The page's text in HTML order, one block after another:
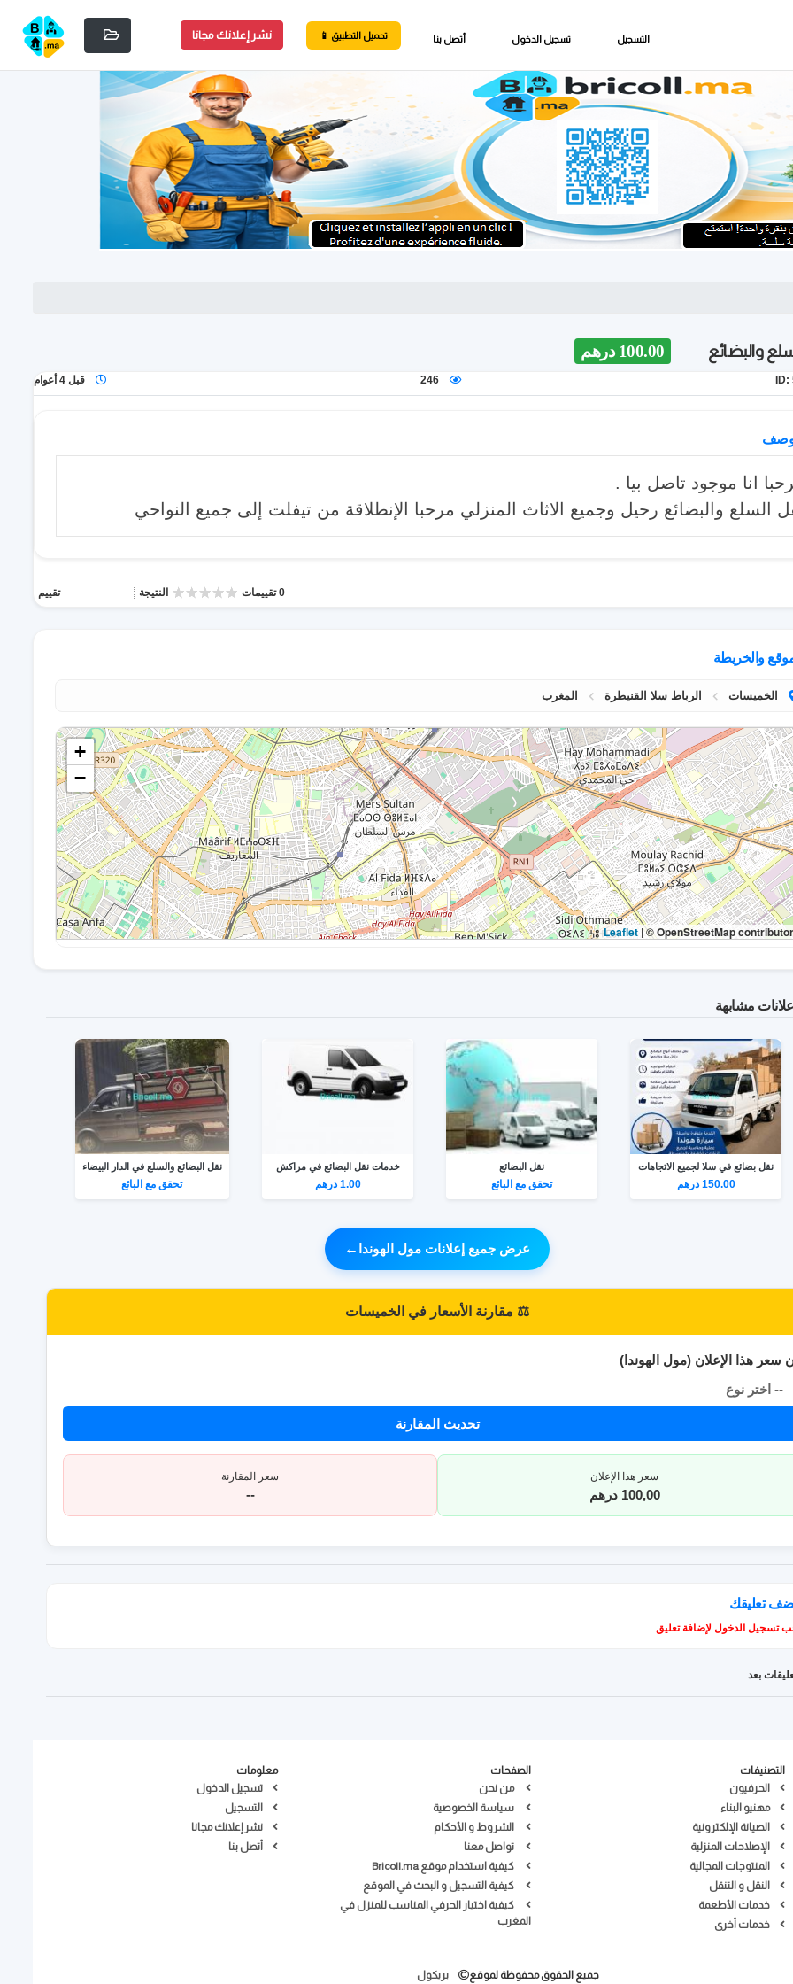
نشر إعلانك مجانا 📱 تحميل التطبيق أتصل بنا تسجيل الدخول التسجيل
والبضائع 100.00 درهم
246 قبل 4 أعوام
انا موجود تاصل بيا .
السلع والبضائع رحيل وجميع الاثاث المنزلي مرحبا الإنطلاقة من تيفلت إلى جميع النواحي
تقييم النتيجة 0 تقييمات
والخريطة
الخميسات الرباط سلا القنيطرة المغرب
+
−
|© OpenStreetMap
إعلانات مشابهة
نقل بضائع في سلا لجميع الاتجاهات
150.00 درهم
نقل البضائع
تحقق مع البائع
خدمات نقل البضائع في مراكش
1.00 درهم
نقل البضائع والسلع في الدار البيضاء
تحقق مع البائع
عرض جميع إعلانات مول الهوندا ←
⚖️ مقارنة الأسعار في الخميسات
سعر هذا الإعلان (مول الهوندا)
-- اختر نوع
تحديث المقارنة
سعر هذا الإعلان
100,00 درهم
سعر المقارنة
--
تعليقك
تسجيل الدخول لإضافة تعليق
بعد
التصنيفات
الحرفيون
مهنيو البناء
الصيانة الإلكترونية
الإصلاحات المنزلية
المنتوجات المجالية
النقل و التنقل
خدمات الأطعمة
خدمات أخرى
الصفحات
من نحن
سياسة الخصوصية
الشروط و الأحكام
تواصل معنا
كيفية استخدام موقع Bricoll.ma
كيفية التسجيل و البحث في الموقع
كيفية اختيار الحرفي المناسب للمنزل في
المغرب
معلومات
تسجيل الدخول
التسجيل
نشر إعلانك مجانا
أتصل بنا
جميع الحقوق محفوظة لموقع بريكول